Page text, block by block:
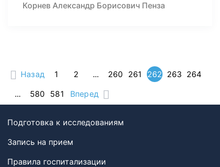
Корнев Александр Борисович Пенза
Назад 1 2 ... 260 261 262 263 264
...
580 581 Вперед
Подготовка к исследованиям
Запись на прием
Правила госпитализации